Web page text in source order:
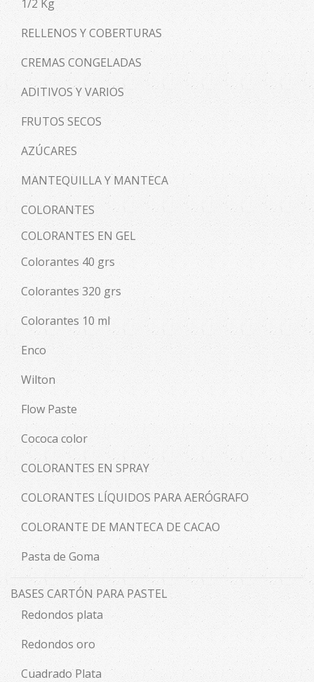
1/2 Kg
RELLENOS Y COBERTURAS
CREMAS CONGELADAS
ADITIVOS Y VARIOS
FRUTOS SECOS
AZÚCARES
MANTEQUILLA Y MANTECA
COLORANTES
COLORANTES EN GEL
Colorantes 40 grs
Colorantes 320 grs
Colorantes 10 ml
Enco
Wilton
Flow Paste
Cococa color
COLORANTES EN SPRAY
COLORANTES LÍQUIDOS PARA AERÓGRAFO
COLORANTE DE MANTECA DE CACAO
Pasta de Goma
BASES CARTÓN PARA PASTEL
Redondos plata
Redondos oro
Cuadrado Plata